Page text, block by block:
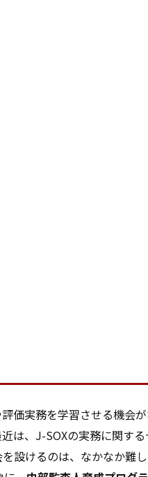
価実務を学習させる機会
は、J-SOXの実務に関す
設けるのは、なかなか難し